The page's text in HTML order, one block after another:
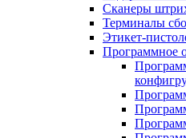
Сканеры
Терминалы
Этикет-
Программное